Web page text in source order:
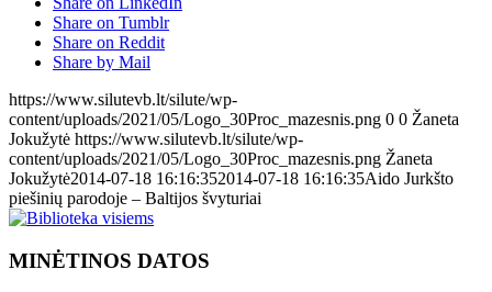
Share on Tumblr
Share on Reddit
Share by Mail
https://www.silutevb.lt/silute/wp-
content/uploads/2021/05/Logo_30Proc_mazesnis.png 0 0 Žaneta
Jokužytė https://www.silutevb.lt/silute/wp-
content/uploads/2021/05/Logo_30Proc_mazesnis.png Žaneta
Jokužytė2014-07-18 16:16:352014-07-18 16:16:35Aido Jurkšto
piešinių parodoje – Baltijos švyturiai
MINĖTINOS DATOS